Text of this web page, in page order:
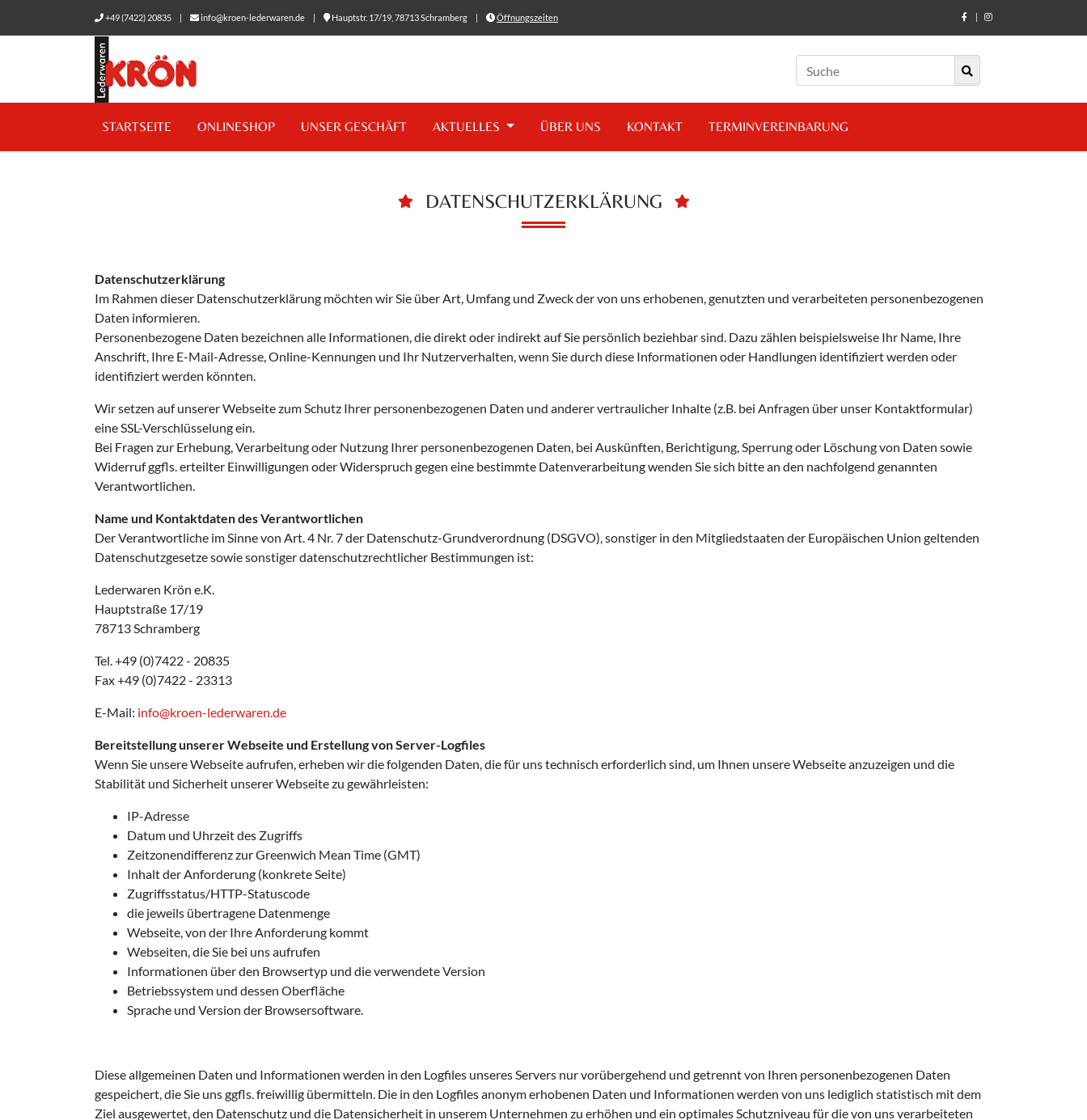
+49 (7422) 20835 | info@kroen-lederwaren.de | Hauptstr. 17/19, 78713 Schramberg | Öffnungszeiten |
STARTSEITE ONLINESHOP UNSER GESCHÄFT AKTUELLES ÜBER UNS KONTAKT TERMINVEREINBARUNG
DATENSCHUTZERKLÄRUNG
Datenschutzerklärung
Im Rahmen dieser Datenschutzerklärung möchten wir Sie über Art, Umfang und Zweck der von uns erhobenen, genutzten und verarbeiteten personenbezogenen
Daten informieren.
Personenbezogene Daten bezeichnen alle Informationen, die direkt oder indirekt auf Sie persönlich beziehbar sind. Dazu zählen beispielsweise Ihr Name, Ihre
Anschrift, Ihre E-Mail-Adresse, Online-Kennungen und Ihr Nutzerverhalten, wenn Sie durch diese Informationen oder Handlungen identifiziert werden oder
identifiziert werden könnten.
Wir setzen auf unserer Webseite zum Schutz Ihrer personenbezogenen Daten und anderer vertraulicher Inhalte (z.B. bei Anfragen über unser Kontaktformular)
eine SSL-Verschlüsselung ein.
Bei Fragen zur Erhebung, Verarbeitung oder Nutzung Ihrer personenbezogenen Daten, bei Auskünften, Berichtigung, Sperrung oder Löschung von Daten sowie
Widerruf ggfls. erteilter Einwilligungen oder Widerspruch gegen eine bestimmte Datenverarbeitung wenden Sie sich bitte an den nachfolgend genannten
Verantwortlichen.
Name und Kontaktdaten des Verantwortlichen
Der Verantwortliche im Sinne von Art. 4 Nr. 7 der Datenschutz-Grundverordnung (DSGVO), sonstiger in den Mitgliedstaaten der Europäischen Union geltenden
Datenschutzgesetze sowie sonstiger datenschutzrechtlicher Bestimmungen ist:
Lederwaren Krön e.K.
Hauptstraße 17/19
78713 Schramberg
Tel. +49 (0)7422 - 20835
Fax +49 (0)7422 - 23313
E-Mail: info@kroen-lederwaren.de
Bereitstellung unserer Webseite und Erstellung von Server-Logfiles
Wenn Sie unsere Webseite aufrufen, erheben wir die folgenden Daten, die für uns technisch erforderlich sind, um Ihnen unsere Webseite anzuzeigen und die
Stabilität und Sicherheit unserer Webseite zu gewährleisten:
IP-Adresse
Datum und Uhrzeit des Zugriffs
Zeitzonendifferenz zur Greenwich Mean Time (GMT)
Inhalt der Anforderung (konkrete Seite)
Zugriffsstatus/HTTP-Statuscode
die jeweils übertragene Datenmenge
Webseite, von der Ihre Anforderung kommt
Webseiten, die Sie bei uns aufrufen
Informationen über den Browsertyp und die verwendete Version
Betriebssystem und dessen Oberfläche
Sprache und Version der Browsersoftware.
Diese allgemeinen Daten und Informationen werden in den Logfiles unseres Servers nur vorübergehend und getrennt von Ihren personenbezogenen Daten
gespeichert, die Sie uns ggfls. freiwillig übermitteln. Die in den Logfiles anonym erhobenen Daten und Informationen werden von uns lediglich statistisch mit dem
Ziel ausgewertet, den Datenschutz und die Datensicherheit in unserem Unternehmen zu erhöhen und ein optimales Schutzniveau für die von uns verarbeiteten